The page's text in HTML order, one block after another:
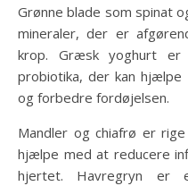
Grønne blade som spinat
mineraler, der er
krop. Græsk yoghurt
probiotika, der kan
og forbedre fordøjelsen.
Mandler og chiafrø er
hjælpe med at reducere
hjertet. Havregryn er